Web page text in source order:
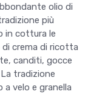
olio di
più
in cottura le
di crema di ricotta
canditi, gocce
tradizione
a velo e granella